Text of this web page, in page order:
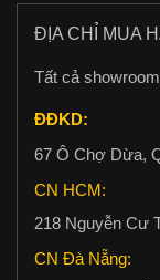
ĐỊA CHỈ MUA
Tất cả
ĐĐKD:
67 Ô Chợ Dừa,
CN HCM:
218 Nguyễn Cư
CN Đà Nẵng: